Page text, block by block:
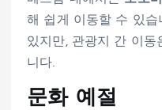
해 쉽게 이동할 수 있습
있지만, 관광지 간 이
니다.
문화 예절